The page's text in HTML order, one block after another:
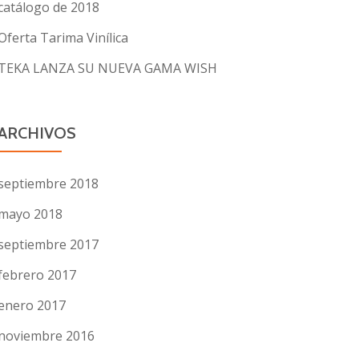
de 2018
Tarima Vinílica
LANZA SU NUEVA GAMA WISH
2018
2018
2017
2017
2017
2016